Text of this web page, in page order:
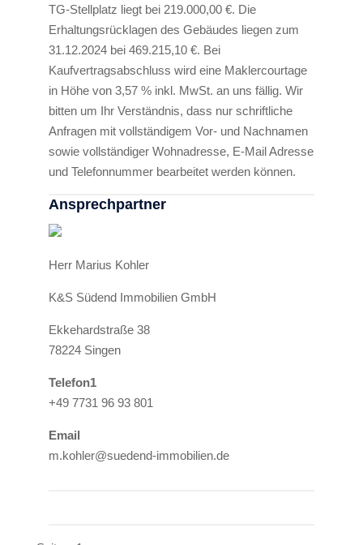
TG-Stellplatz liegt bei 219.000,00 €. Die
Erhaltungsrücklagen des Gebäudes liegen zum
31.12.2024 bei 469.215,10 €. Bei
Kaufvertragsabschluss wird eine Maklercourtage
in Höhe von 3,57 % inkl. MwSt. an uns fällig. Wir
bitten um Ihr Verständnis, dass nur schriftliche
Anfragen mit vollständigem Vor- und Nachnamen
sowie vollständiger Wohnadresse, E-Mail Adresse
und Telefonnummer bearbeitet werden können.
Ansprechpartner
Herr Marius Kohler
K&S Südend Immobilien GmbH
Ekkehardstraße 38
78224 Singen
Telefon1
+49 7731 96 93 801
Email
m.kohler@suedend-immobilien.de